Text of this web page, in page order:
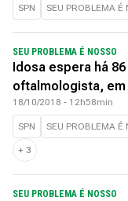
SPN SEU PROBLEMA É
SEU PROBLEMA É NOSSO
Idosa espera há
oftalmologista,
18/10/2018 - 12h58min
SPN SEU PROBLEMA É
+ 3
SEU PROBLEMA É NOSSO